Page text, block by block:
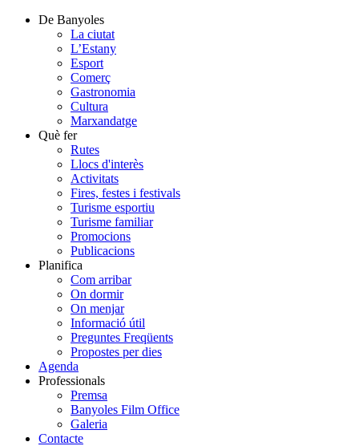
De Banyoles
La ciutat
L’Estany
Esport
Comerç
Gastronomia
Cultura
Marxandatge
Què fer
Rutes
Llocs d'interès
Activitats
Fires, festes i festivals
Turisme esportiu
Turisme familiar
Promocions
Publicacions
Planifica
Com arribar
On dormir
On menjar
Informació útil
Preguntes Freqüents
Propostes per dies
Agenda
Professionals
Premsa
Banyoles Film Office
Galeria
Contacte